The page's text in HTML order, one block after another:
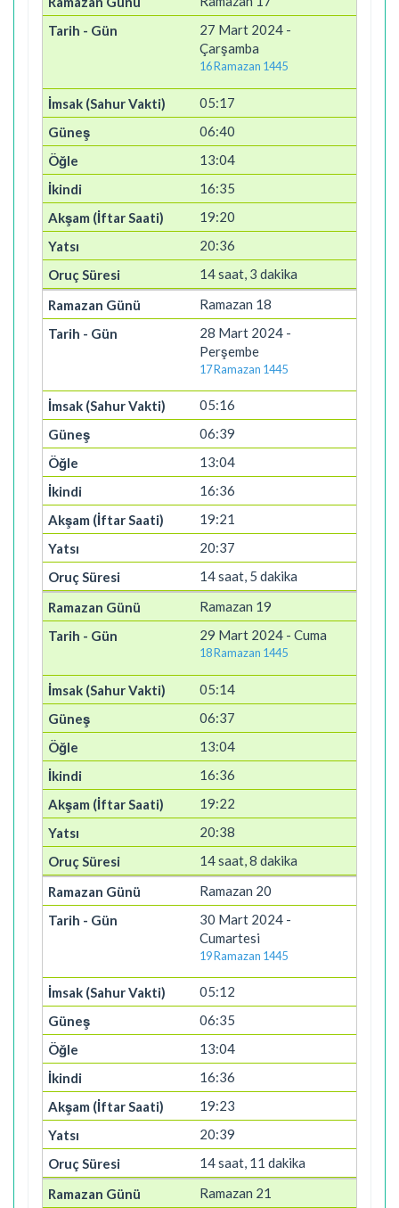
27 Mart 2024 -
Çarşamba
16 Ramazan 1445
05:17
06:40
13:04
16:35
19:20
20:36
14 saat, 3 dakika
Ramazan 18
28 Mart 2024 -
Perşembe
17 Ramazan 1445
05:16
06:39
13:04
16:36
19:21
20:37
14 saat, 5 dakika
Ramazan 19
29 Mart 2024 - Cuma
18 Ramazan 1445
05:14
06:37
13:04
16:36
19:22
20:38
14 saat, 8 dakika
Ramazan 20
30 Mart 2024 -
Cumartesi
19 Ramazan 1445
05:12
06:35
13:04
16:36
19:23
20:39
14 saat, 11 dakika
Ramazan 21